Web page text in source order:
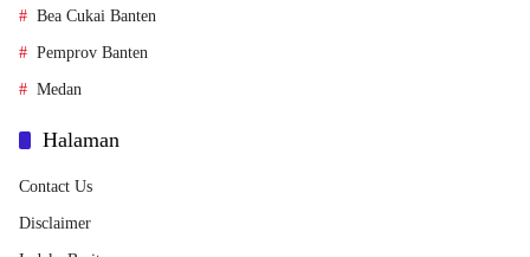
Bea Cukai Banten
Pemprov Banten
Medan
Halaman
Contact Us
Disclaimer